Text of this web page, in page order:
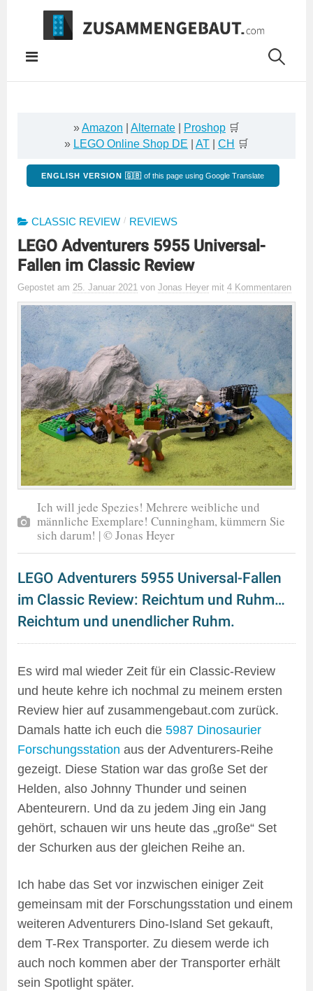
Springe
Inhalt
»Amazon Alternate Proshop 🛒
» LEGO Online Shop DE AT CH 🛒
ENGLISH VERSION 🇬🇧 of this page using Google Translate
CLASSIC REVIEW / REVIEWS
LEGO Adventurers 5955 Universal-
Fallen im Classic Review
Gepostet am 25. Januar 2021 von Jonas Heyer mit 4 Kommentaren
Ich will jede Spezies! Mehrere weibliche und
männliche Exemplare! Cunningham, kümmern Sie
sich darum! | © Jonas Heyer
LEGO Adventurers 5955 Universal-Fallen
im Classic Review: Reichtum und Ruhm…
Reichtum und unendlicher Ruhm.
Es wird mal wieder Zeit für ein Classic-Review
und heute kehre ich nochmal zu meinem ersten
Review hier auf zusammengebaut.com zurück.
Damals hatte ich euch die 5987 Dinosaurier
Forschungsstation aus der Adventurers-Reihe
gezeigt. Diese Station war das große Set der
Helden, also Johnny Thunder und seinen
Abenteurern. Und da zu jedem Jing ein Jang
gehört, schauen wir uns heute das „große“ Set
der Schurken aus der gleichen Reihe an.
Ich habe das Set vor inzwischen einiger Zeit
gemeinsam mit der Forschungsstation und einem
weiteren Adventurers Dino-Island Set gekauft,
dem T-Rex Transporter. Zu diesem werde ich
auch noch kommen aber der Transporter erhält
sein Spotlight später.